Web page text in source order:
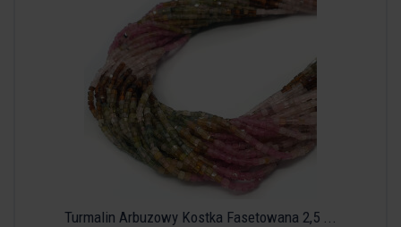
Turmalin Arbuzowy Kostka Fasetowana 2,5 ...